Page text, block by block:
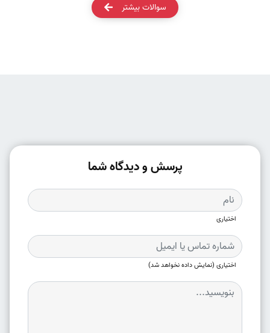
سوالات بیشتر
پرسش و دیدگاه شما
اختیاری
اختیاری (نمایش داده نخواهد شد)